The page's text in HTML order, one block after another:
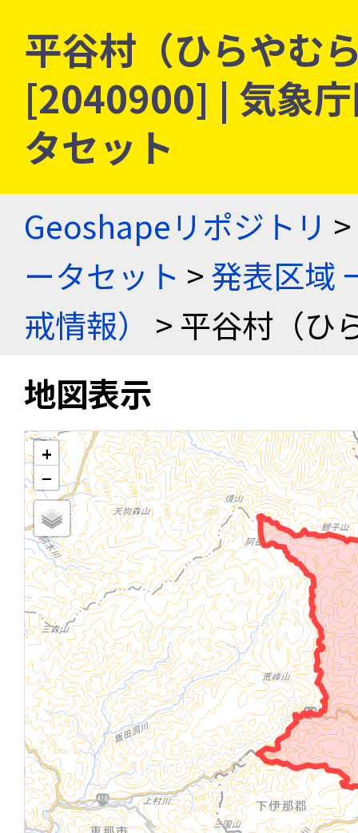
平谷村（ひらやむ
[2040900] | 気象
タセット
Geoshapeリポジトリ >
ータセット >発表区域
戒情報）
> 平谷村（ひ
地図表示
+
−